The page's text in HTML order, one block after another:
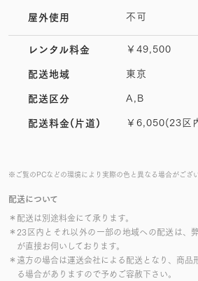
※ご覧のPCなどの環境により実際の色と異なる場合がござい
配送について
＊配送は別途料金にて承ります。
＊23区内とそれ以外の一部の地域への配送は、
が直接お伺いしております。
＊遠方の場合は運送会社による配送となり、商品
る場合がありますので予めご容赦下さい。
屋外使用 不可
レンタル料金 ￥49,500
配送地域 東京
配送区分 A,B
配送料金(片道) ￥6,050(23